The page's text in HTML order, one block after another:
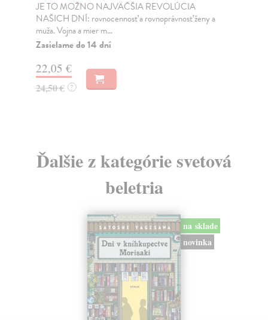
JE TO MOŽNO NAJVÄČŠIA REVOLÚCIA
NAŠICH DNÍ: rovnocennosť a rovnoprávnosť ženy a
muža. Vojna a mier m...
Zasielame do 14 dní
22,05 €
24,50 € ?
Ďalšie z kategórie svetová
beletria
na sklade
novinka